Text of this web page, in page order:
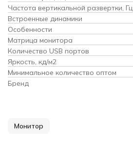
Частота вертикальной развертки, Гц
Встроенные динамики
Особенности
Матрица монитора
Количество USB портов
Яркость, кд/м2
Минимальное количество оптом
Бренд
Монитор